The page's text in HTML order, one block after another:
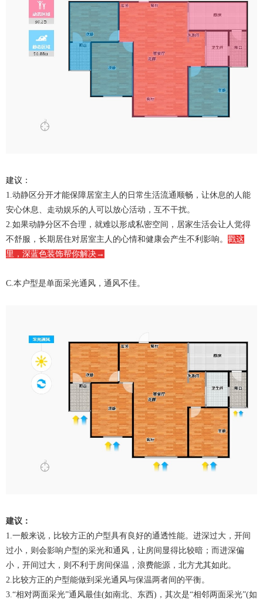
建议：
1.动静区分开才能保障居室主人的日常生活流通顺畅，让休息的人能
安心休息、走动娱乐的人可以放心活动，互不干扰。
2.如果动静分区不合理，就难以形成私密空间，居家生活会让人觉得
不舒服，长期居住对居室主人的心情和健康会产生不利影响。 戳这
里，深蓝色装饰帮你解决→
C.本户型是单面采光通风，通风不佳。
建议：
1.一般来说，比较方正的户型具有良好的通透性能。进深过大，开间
过小，则会影响户型的采光和通风，让房间显得比较暗；而进深偏
小，开间过大，则不利于房间保温，浪费能源，北方尤其如此。
2.比较方正的户型能做到采光通风与保温两者间的平衡。
3.“相对两面采光”通风最佳(如南北、东西)，其次是“相邻两面采光”(如